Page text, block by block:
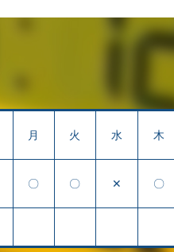
月 火 水 木
〇 〇 ✕ 〇